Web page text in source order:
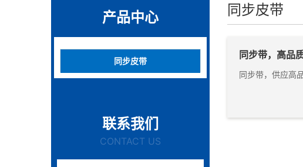
产品中心
同步皮带
联系我们
CONTACT US
同步皮带
同步带，高品
同步带，供应高